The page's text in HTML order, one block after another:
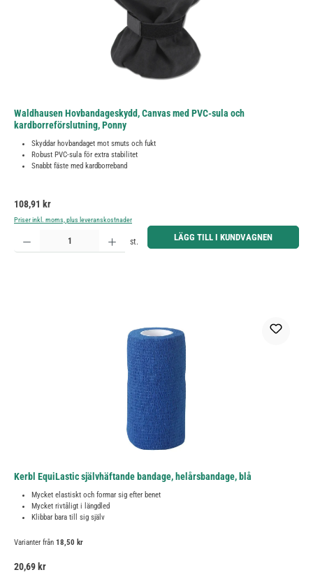
Waldhausen Hovbandageskydd, Canvas med PVC-sula och
kardborreförslutning, Ponny
Skyddar hovbandaget mot smuts och fukt
Robust PVC-sula för extra stabilitet
Snabbt fäste med kardborreband
Ordinarie pris:
108,91 kr
Priser inkl. moms, plus leveranskostnader
Produktkvantitet: Ange önskat belopp eller använd knapparna för att öka eller minska kvantiteten.
st. LÄGG TILL I KUNDVAGNEN
Kerbl EquiLastic självhäftande bandage, helårsbandage, blå
Mycket elastiskt och formar sig efter benet
Mycket rivtåligt i längdled
Klibbar bara till sig själv
Varianter från 18,50 kr
Ordinarie pris:
20,69 kr